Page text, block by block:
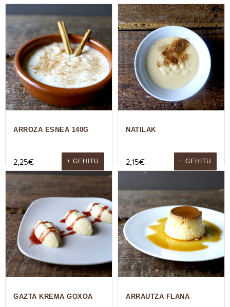
ARROZA ESNEA 140G
2,25€ + GEHITU
NATILAK
2,15€ + GEHITU
GAZTA KREMA GOXOA ARRAUTZA FLANA